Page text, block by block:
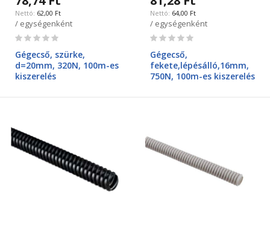
62,00 Ft
/ egységenként
Rating:
Gégecső, szürke,
d=20mm, 320N, 100m-es
kiszerelés
64,00 Ft
/ egységenként
Rating:
Gégecső,
fekete,lépésálló,16mm,
750N, 100m-es kiszerelés